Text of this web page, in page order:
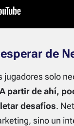
de
solo
A partir de ahí,
desafíos.
sino un